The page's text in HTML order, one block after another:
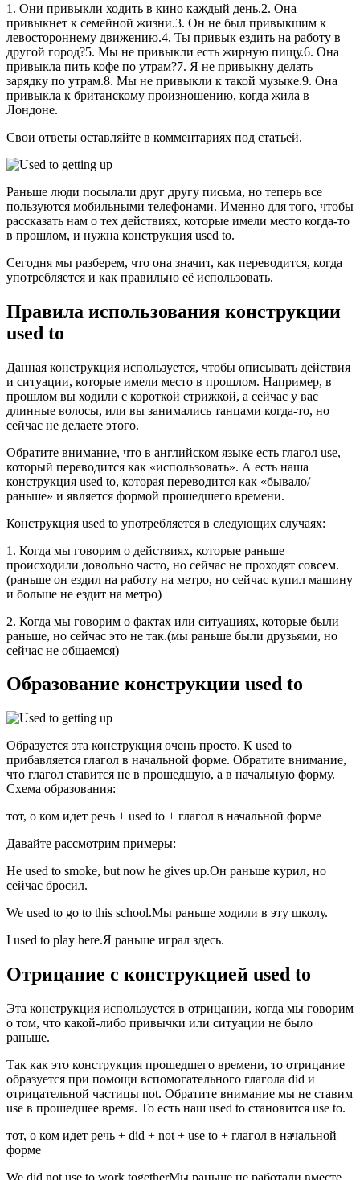
1. Они привыкли ходить в кино каждый день.2. Она
привыкнет к семейной жизни.3. Он не был привыкшим к
левостороннему движению.4. Ты привык ездить на работу в
другой город?5. Мы не привыкли есть жирную пищу.6. Она
привыкла пить кофе по утрам?7. Я не привыкну делать
зарядку по утрам.8. Мы не привыкли к такой музыке.9. Она
привыкла к британскому произношению, когда жила в
Лондоне.
Свои ответы оставляйте в комментариях под статьей.
Раньше люди посылали друг другу письма, но теперь все
пользуются мобильными телефонами. Именно для того, чтобы
рассказать нам о тех действиях, которые имели место когда-то
в прошлом, и нужна конструкция used to.
Сегодня мы разберем, что она значит, как переводится, когда
употребляется и как правильно её использовать.
Правила использования конструкции
used to
Данная конструкция используется, чтобы описывать действия
и ситуации, которые имели место в прошлом. Например, в
прошлом вы ходили с короткой стрижкой, а сейчас у вас
длинные волосы, или вы занимались танцами когда-то, но
сейчас не делаете этого.
Обратите внимание, что в английском языке есть глагол use,
который переводится как «использовать». А есть наша
конструкция used to, которая переводится как «бывало/
раньше» и является формой прошедшего времени.
Конструкция used to употребляется в следующих случаях:
1. Когда мы говорим о действиях, которые раньше
происходили довольно часто, но сейчас не проходят совсем.
(раньше он ездил на работу на метро, но сейчас купил машину
и больше не ездит на метро)
2. Когда мы говорим о фактах или ситуациях, которые были
раньше, но сейчас это не так.(мы раньше были друзьями, но
сейчас не общаемся)
Образование конструкции used to
Образуется эта конструкция очень просто. К used to
прибавляется глагол в начальной форме. Обратите внимание,
что глагол ставится не в прошедшую, а в начальную форму.
Схема образования:
тот, о ком идет речь + used to + глагол в начальной форме
Давайте рассмотрим примеры:
He used to smoke, but now he gives up.Он раньше курил, но
сейчас бросил.
We used to go to this school.Мы раньше ходили в эту школу.
I used to play here.Я раньше играл здесь.
Отрицание с конструкцией used to
Эта конструкция используется в отрицании, когда мы говорим
о том, что какой-либо привычки или ситуации не было
раньше.
Так как это конструкция прошедшего времени, то отрицание
образуется при помощи вспомогательного глагола did и
отрицательной частицы not. Обратите внимание мы не ставим
use в прошедшее время. То есть наш used to становится use to.
тот, о ком идет речь + did + not + use to + глагол в начальной
форме